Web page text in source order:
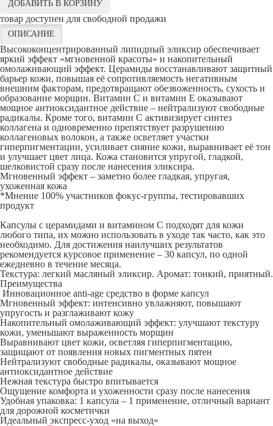
ДОБАВИТЬ В КОРЗИНУ
товар доступен для свободной продажи
ОПИСАНИЕ
Высококонцентрированный липидный эликсир обеспечивает
яркий эффект «мгновенной красоты» и накопительный
омолаживающий эффект. Церамиды восстанавливают защитный
барьер кожи, повышая её сопротивляемость негативным
внешним факторам, предотвращают обезвоженность, сухость и
образование морщин. Витамин С и витамин E оказывают
мощное антиоксидантное действие – нейтрализуют свободные
радикалы. Кроме того, витамин C активизирует синтез
коллагена и одновременно препятствует разрушению
коллагеновых волокон, а также осветляет участки
гиперпигментации, усиливает сияние кожи, выравнивает её тон
и улучшает цвет лица. Кожа становится упругой, гладкой,
шелковистой сразу после нанесения эликсира.
Мгновенный эффект – заметно более гладкая, упругая,
ухоженная кожа
*Мнение 100% участников фокус-группы, тестировавших
продукт
Капсулы с церамидами и витамином C подходят для кожи
любого типа, их можно использовать в уходе так часто, как это
необходимо. Для достижения наилучших результатов
рекомендуется курсовое применение – 30 капсул, по одной
ежедневно в течение месяца.
Текстура: легкий масляный эликсир. Аромат: тонкий, приятный.
Преимущества
Инновационное anti-age средство в форме капсул
Мгновенный эффект: интенсивно увлажняют, повышают
упругость и разглаживают кожу
Накопительный омолаживающий эффект: улучшают текстуру
кожи, уменьшают выраженность морщин
Выравнивают цвет кожи, осветляя гиперпигментацию,
защищают от появления новых пигментных пятен
Нейтрализуют свободные радикалы, оказывают мощное
антиоксидантное действие
Нежная текстура быстро впитывается
Ощущение комфорта и ухоженности сразу после нанесения
Удобная упаковка: 1 капсула – 1 применение, отличный вариант
для дорожной косметички
Идеальный экспресс-уход «на выход»